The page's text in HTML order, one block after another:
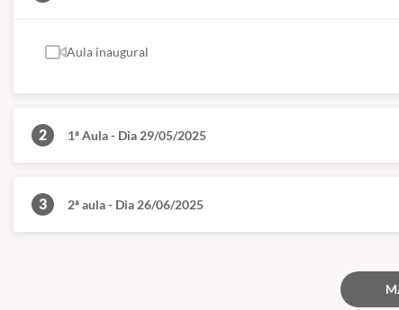
Aula inaugural
2 1ª Aula - Dia 29/05/2025
3 2ª aula - Dia 26/06/2025